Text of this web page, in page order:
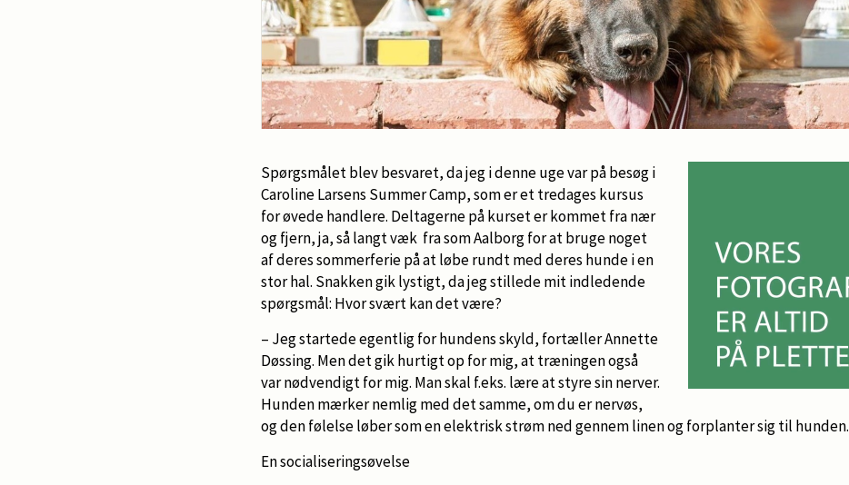
Spørgsmålet blev besvaret, da jeg i denne uge var på besøg i
Caroline Larsens Summer Camp, som er et tredages kursus
for øvede handlere. Deltagerne på kurset er kommet fra nær
og fjern, ja, så langt væk fra som Aalborg for at bruge noget
af deres sommerferie på at løbe rundt med deres hunde i en
stor hal. Snakken gik lystigt, da jeg stillede mit indledende
spørgsmål: Hvor svært kan det være?
– Jeg startede egentlig for hundens skyld, fortæller Annette
Døssing. Men det gik hurtigt op for mig, at træningen også
var nødvendigt for mig. Man skal f.eks. lære at styre sin nerver.
Hunden mærker nemlig med det samme, om du er nervøs,
og den følelse løber som en elektrisk strøm ned gennem linen og forplanter sig til hunden.
En socialiseringsøvelse